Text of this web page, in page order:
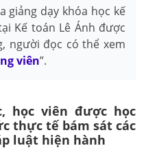
giảng dạy khóa học kế
Kế toán Lê Ánh được
người đọc có thể xem
viên”.
học viên được học
thực tế bám sát các
luật hiện hành